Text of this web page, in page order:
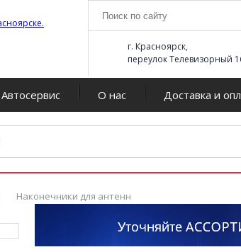
г. Красноярск,
переулок Телевизорный
Автосервис О нас Доставка и
Наконечники для антенн